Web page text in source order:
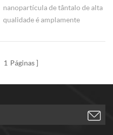
nanopartícula de tântalo de alta
qualidade é amplamente
1 Páginas